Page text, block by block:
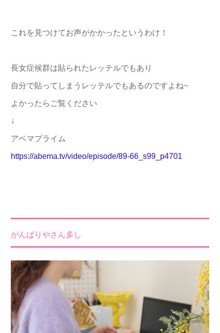
これを見つけてお声がかかったというわけ！
長女症候群は貼られたレッテルでもあり
自分で貼ってしまうレッテルでもあるのですよね~
よかったらご覧ください
↓
アベマプライム
https://abema.tv/video/episode/89-66_s99_p4701
がんばりやさん多し